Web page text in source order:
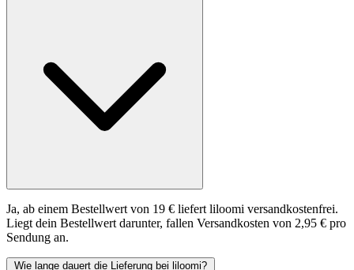
Ja, ab einem Bestellwert von 19 € liefert liloomi versandkostenfrei.
Liegt dein Bestellwert darunter, fallen Versandkosten von 2,95 € pro
Sendung an.
Wie lange dauert die Lieferung bei liloomi?